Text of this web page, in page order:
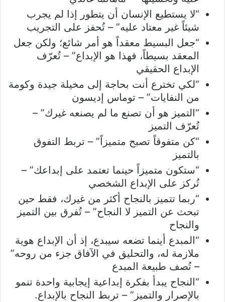
“لا يستطيع الإنسان أن يتطور إذا لم يجرب
شيئاً غير معتاد عليه” – تُحفز على التجريب
“جعل البسيط معقداً هو أمر شائع؛ ولكن جعل
المعقد بسيطاً، فهذا هو الإبداع” – تُعرّف
الإبداع الحقيقي
“لكي تخترع أنت بحاجة إلى مخيلة جيدة وكومة
من النفايات” – توماس إديسون
“التميز هو أن تصنع ما لم يصنعه غيرك” –
تُعرّف التميز
“كن متفوقاً تصبح متميزاً” – تربط التفوق
بالتميز
“ستكون متميزاً حينما تعتمد على إبداعك” –
تُركز على الإبداع الشخصي
“ربما تتميز بالنجاح أكثر من غيرك، فقط حين
تبحث عن التميز لا النجاح” – تُفرق بين التميز
والنجاح
“المبدع أينما تضعه سيبدع، إذ أن الإبداع هوية
ملازمة له، والتحليق في الآفاق جزء من روحه”
– تُصف طبيعة المبدع
“النجاح يبدأ بفكرة إبداعية إيجابية واحدة تنمو
بالإصرار والتميز” – تربط النجاح بالإبداع.